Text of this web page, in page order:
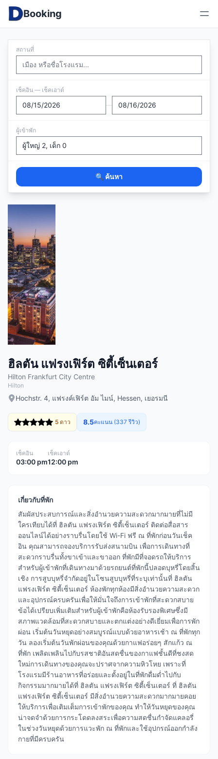
Booking
สถานที่
เช็คอิน — เช็คเอาต์
—
ผู้เข้าพัก
🔍 ค้นหา
ฮิลตัน แฟรงเฟิร์ต ซิตี้เซ็นเตอร์
Hilton Frankfurt City Centre
Hilton
Hochstr. 4, แฟรงค์เฟิร์ต อัม ไมน์, Hessen, เยอรมนี
5 ดาว 8.5คะแนน (337 รีวิว)
เช็คอิน
03:00 pm
เช็คเอาต์
12:00 pm
เกี่ยวกับที่พัก
สัมผัสประสบการณ์และสิ่งอำนวยความสะดวกมากมายที่ไม่มี
ใครเทียบได้ที่ ฮิลตัน แฟรงเฟิร์ต ซิตี้เซ็นเตอร์ ติดต่อสื่อสาร
ออนไลน์ได้อย่างราบรื่นโดยใช้ Wi-Fi ฟรี ณ ที่พักก่อนวันเช็ค
อิน คุณสามารถจองบริการรับส่งสนามบิน เพื่อการเดินทางที่
สะดวกราบรื่นทั้งขาเข้าและขาออก ที่พักมีที่จอดรถให้บริการ
สำหรับผู้เข้าพักที่เดินทางมาด้วยรถยนต์ที่พักนี้ปลอดบุหรี่โดยสิ้น
เชิง การสูบบุหรี่จำกัดอยู่ในโซนสูบบุหรี่ที่ระบุเท่านั้นที่ ฮิลตัน
แฟรงเฟิร์ต ซิตี้เซ็นเตอร์ ห้องพักทุกห้องมีสิ่งอำนวยความสะดวก
และอุปกรณ์ครบครันเพื่อให้มั่นใจถึงการเข้าพักที่สะดวกสบาย
ข้อได้เปรียบเพิ่มเติมสำหรับผู้เข้าพักคือห้องรับรองพิเศษซึ่งมี
สภาพแวดล้อมที่สะดวกสบายและตกแต่งอย่างดีเยี่ยมเพื่อการพัก
ผ่อน เริ่มต้นวันหยุดอย่างสมบูรณ์แบบด้วยอาหารเช้า ณ ที่พักทุก
วัน ลองเริ่มต้นวันพักผ่อนของคุณด้วยกาแฟอร่อยๆ สักแก้ว ณ
ที่พัก เพลิดเพลินไปกับรสชาติอันสดชื่นของกาแฟชั้นดีที่ชงสด
ใหม่การเดินทางของคุณจะปราศจากความหิวโหย เพราะที่
โรงแรมมีร้านอาหารที่อร่อยและตั้งอยู่ในที่พักดื่มด่ำไปกับ
กิจกรรมมากมายได้ที่ ฮิลตัน แฟรงเฟิร์ต ซิตี้เซ็นเตอร์ ที่ ฮิลตัน
แฟรงเฟิร์ต ซิตี้เซ็นเตอร์ มีสิ่งอำนวยความสะดวกมากมายคอย
ให้บริการเพื่อเติมเต็มการเข้าพักของคุณ ทำให้วันหยุดของคุณ
น่าจดจำด้วยการกระโดดลงสระเพื่อความสดชื่นกำจัดแคลอรี่
ในช่วงวันหยุดด้วยการแวะพัก ณ ที่พักและใช้อุปกรณ์ออกกำลัง
กายที่มีครบครัน